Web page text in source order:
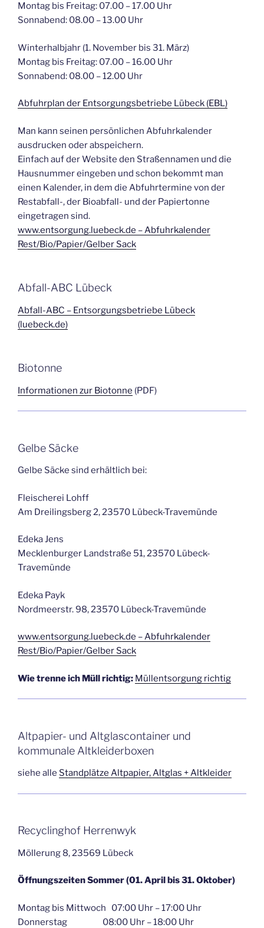
Montag bis Freitag: 07.00 – 17.00 Uhr
Sonnabend: 08.00 – 13.00 Uhr
Winterhalbjahr (1. November bis 31. März)
Montag bis Freitag: 07.00 – 16.00 Uhr
Sonnabend: 08.00 – 12.00 Uhr
Abfuhrplan der Entsorgungsbetriebe Lübeck (EBL)
Man kann seinen persönlichen Abfuhrkalender
ausdrucken oder abspeichern.
Einfach auf der Website den Straßennamen und die
Hausnummer eingeben und schon bekommt man
einen Kalender, in dem die Abfuhrtermine von der
Restabfall-, der Bioabfall- und der Papiertonne
eingetragen sind.
www.entsorgung.luebeck.de – Abfuhrkalender
Rest/Bio/Papier/Gelber Sack
Abfall-ABC Lübeck
Abfall-ABC – Entsorgungsbetriebe Lübeck
(luebeck.de)
Biotonne
Informationen zur Biotonne (PDF)
Gelbe Säcke
Gelbe Säcke sind erhältlich bei:
Fleischerei Lohff
Am Dreilingsberg 2, 23570 Lübeck-Travemünde
Edeka Jens
Mecklenburger Landstraße 51, 23570 Lübeck-
Travemünde
Edeka Payk
Nordmeerstr. 98, 23570 Lübeck-Travemünde
www.entsorgung.luebeck.de – Abfuhrkalender
Rest/Bio/Papier/Gelber Sack
Wie trenne ich Müll richtig: Müllentsorgung richtig
Altpapier- und Altglascontainer und
kommunale Altkleiderboxen
siehe alle Standplätze Altpapier, Altglas + Altkleider
Recyclinghof Herrenwyk
Möllerung 8, 23569 Lübeck
Öffnungszeiten Sommer (01. April bis 31. Oktober)
Montag bis Mittwoch 07:00 Uhr – 17:00 Uhr
Donnerstag 08:00 Uhr – 18:00 Uhr